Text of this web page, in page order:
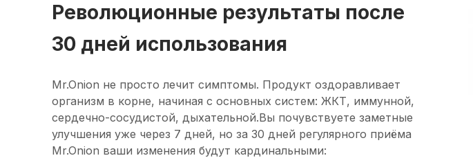
Революционные результаты после
30 дней использования
Mr.Onion не просто лечит симптомы. Продукт оздоравливает
организм в корне, начиная с основных систем: ЖКТ, иммунной,
сердечно-сосудистой, дыхательной.Вы почувствуете заметные
улучшения уже через 7 дней, но за 30 дней регулярного приёма
Mr.Onion ваши изменения будут кардинальными: